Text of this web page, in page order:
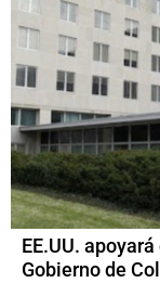
EE.UU.
Gobierno de